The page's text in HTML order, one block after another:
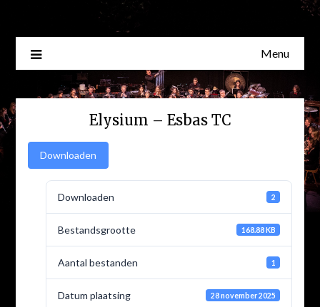
Menu
Elysium – Esbas TC
Downloaden
Downloaden 2
Bestandsgrootte 168.88 KB
Aantal bestanden 1
Datum plaatsing 28 november 2025